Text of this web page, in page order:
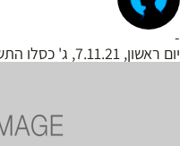
-
יום ראשון, 7.11.21, ג' כסלו התשפ"ב